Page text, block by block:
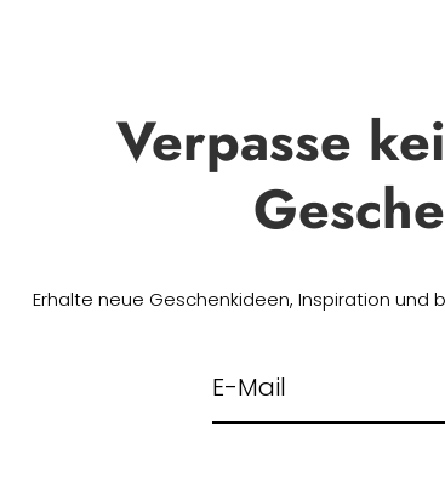
Verpasse
Erhalte neue Geschenkideen, Inspiration und